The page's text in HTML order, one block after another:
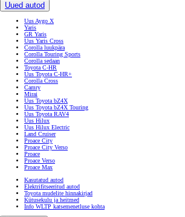
Uued autod
Uus Aygo X
Yaris
GR Yaris
Uus Yaris Cross
Corolla luukpära
Corolla Touring Sports
Corolla sedaan
Toyota C-HR
Uus Toyota C-HR+
Corolla Cross
Camry
Mirai
Uus Toyota bZ4X
Uus Toyota bZ4X Touring
Uus Toyota RAV4
Uus Hilux
Uus Hilux Electric
Land Cruiser
Proace City
Proace City Verso
Proace
Proace Verso
Proace Max
Kasutatud autod
Elektrifitseeritud autod
Toyota mudelite hinnakirjad
Kütusekulu ja heitmed
Info WLTP katsemenetluse kohta